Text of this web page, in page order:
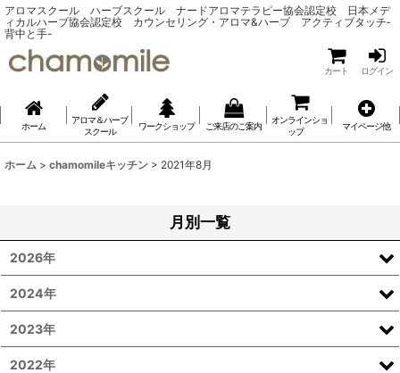
アロマスクール ハーブスクール ナードアロマテラピー協会認定校 日本メデ
ィカルハーブ協会認定校 カウンセリング・アロマ&ハーブ アクティブタッチ‐
背中と手-
カート ログイン
ホーム
アロマ＆ハーブ
スクール
ワークショップ ご来店のご案内
オンラインショ
ップ
マイページ他
ホーム > chamomileキッチン > 2021年8月
月別一覧
2026年
2024年
2023年
2022年